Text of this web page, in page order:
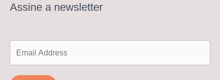
Assine a newsletter